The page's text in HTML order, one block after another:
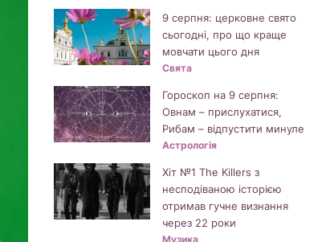
9 серпня: церковне свято
сьогодні, про що краще
мовчати цього дня
Свята
Гороскоп на 9 серпня:
Овнам – прислухатися,
Рибам – відпустити минуле
Астрологія
Хіт №1 The Killers з
несподіваною історією
отримав гучне визнання
через 22 роки
Музика